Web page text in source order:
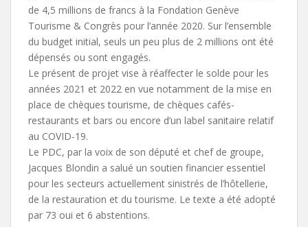
de 4,5 millions de francs à la Fondation Genève
Tourisme & Congrès pour l’année 2020. Sur l’ensemble
du budget initial, seuls un peu plus de 2 millions ont été
dépensés ou sont engagés.
Le présent de projet vise à réaffecter le solde pour les
années 2021 et 2022 en vue notamment de la mise en
place de chèques tourisme, de chèques cafés-
restaurants et bars ou encore d’un label sanitaire relatif
au COVID-19.
Le PDC, par la voix de son député et chef de groupe,
Jacques Blondin a salué un soutien financier essentiel
pour les secteurs actuellement sinistrés de l’hôtellerie,
de la restauration et du tourisme. Le texte a été adopté
par 73 oui et 6 abstentions.